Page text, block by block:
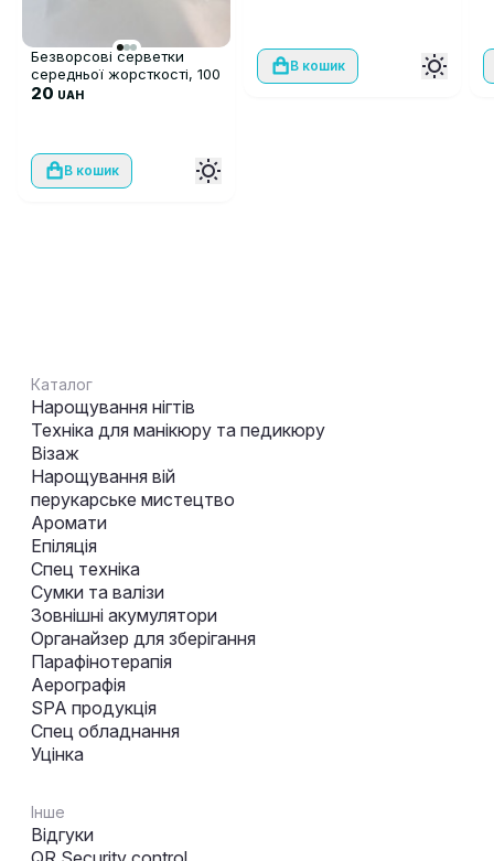
Безворсові серветки
середньої жорсткості, 100
шт
20 UAH
В кошик
В кошик
Каталог
Нарощування нігтів
Техніка для манікюру та педикюру
Візаж
Нарощування вій
перукарське мистецтво
Аромати
Епіляція
Спец техніка
Сумки та валізи
Зовнішні акумулятори
Органайзер для зберігання
Парафінотерапія
Аерографія
SPA продукція
Спец обладнання
Уцінка
Інше
Відгуки